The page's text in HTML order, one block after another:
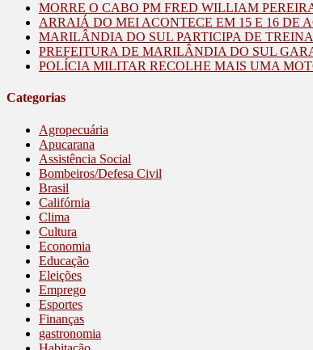
MORRE O CABO PM FRED WILLIAM
ARRAIÁ DO MEI ACONTECE EM 15 E 16 DE
MARILÂNDIA DO SUL PARTICIPA DE
PREFEITURA DE MARILÂNDIA DO SUL
POLÍCIA MILITAR RECOLHE MAIS UMA
Categorias
Agropecuária
Apucarana
Assistência Social
Bombeiros/Defesa Civil
Brasil
Califórnia
Clima
Cultura
Economia
Educação
Eleições
Emprego
Esportes
Finanças
gastronomia